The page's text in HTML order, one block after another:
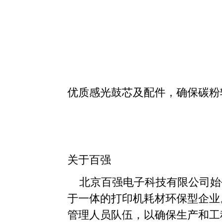
优质感光鼓芯及配件，确保碳
关于百强
北京百强电子科技有限公司
于一体的打印机耗材环保型企
管理人员队伍，以确保生产和